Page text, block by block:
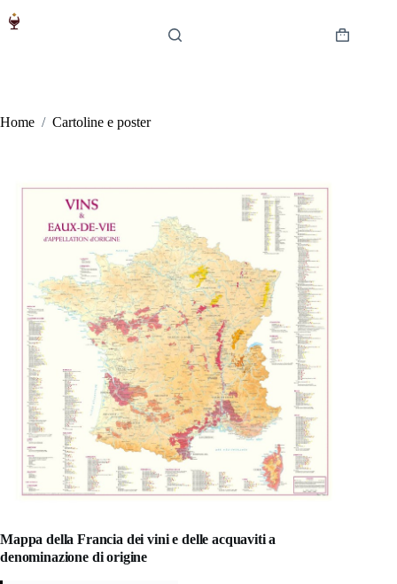
Carrello
Home / Cartoline e poster
Mappa della Francia dei vini e delle acquaviti a
denominazione di origine